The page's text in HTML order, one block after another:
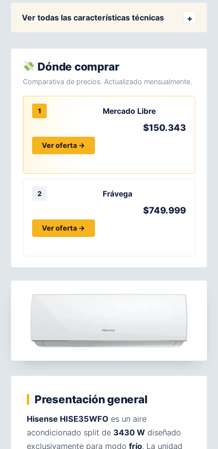
Ver todas las características técnicas
Dónde comprar
Comparativa de precios. Actualizado mensualmente.
1 Mercado Libre
$150.343
Ver oferta →
2 Frávega
$749.999
Ver oferta →
Presentación general
Hisense HISE35WFO es un aire
acondicionado split de 3430 W diseñado
exclusivamente para modo frío. La unidad